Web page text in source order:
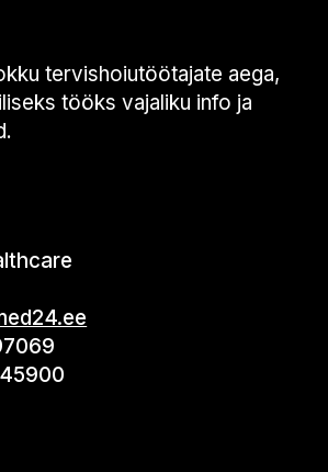
tervishoiutöötajate aega,
tööks vajaliku info ja